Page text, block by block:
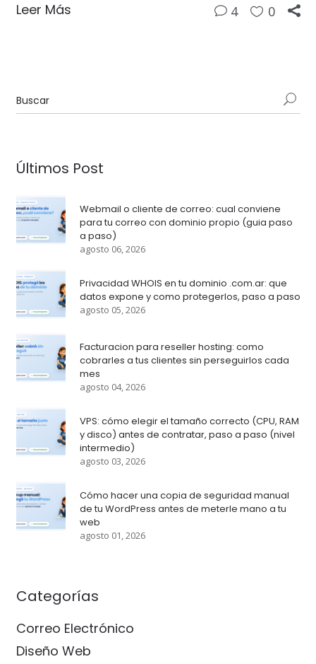
Leer Más 4 0
Últimos Post
Webmail o cliente de correo: cual conviene
para tu correo con dominio propio (guia paso
a paso)
agosto 06, 2026
Privacidad WHOIS en tu dominio .com.ar: que
datos expone y como protegerlos, paso a paso
agosto 05, 2026
Facturacion para reseller hosting: como
cobrarles a tus clientes sin perseguirlos cada
mes
agosto 04, 2026
VPS: cómo elegir el tamaño correcto (CPU, RAM
y disco) antes de contratar, paso a paso (nivel
intermedio)
agosto 03, 2026
Cómo hacer una copia de seguridad manual
de tu WordPress antes de meterle mano a tu
web
agosto 01, 2026
Categorías
Correo Electrónico
Diseño Web